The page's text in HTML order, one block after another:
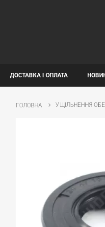
ДОСТАВКА І ОПЛАТА
ГОЛОВНА УЩІЛЬНЕННЯ